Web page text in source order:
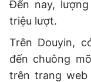
Đến nay,
triệu lượt.
Trên Douyin,
đến chuông
trên trang web